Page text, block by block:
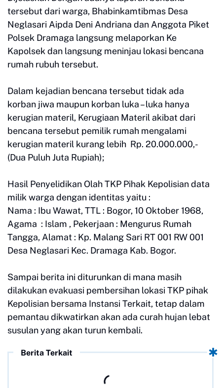
tersebut dari warga, Bhabinkamtibmas Desa
Neglasari Aipda Deni Andriana dan Anggota Piket
Polsek Dramaga langsung melaporkan Ke
Kapolsek dan langsung meninjau lokasi bencana
rumah rubuh tersebut.
Dalam kejadian bencana tersebut tidak ada
korban jiwa maupun korban luka – luka hanya
kerugian materil, Kerugiaan Materil akibat dari
bencana tersebut pemilik rumah mengalami
kerugian materil kurang lebih Rp. 20.000.000,-
(Dua Puluh Juta Rupiah);
Hasil Penyelidikan Olah TKP Pihak Kepolisian data
milik warga dengan identitas yaitu :
Nama : Ibu Wawat, TTL : Bogor, 10 Oktober 1968,
Agama : Islam , Pekerjaan : Mengurus Rumah
Tangga, Alamat : Kp. Malang Sari RT 001 RW 001
Desa Neglasari Kec. Dramaga Kab. Bogor.
Sampai berita ini diturunkan di mana masih
dilakukan evakuasi pembersihan lokasi TKP pihak
Kepolisian bersama Instansi Terkait, tetap dalam
pemantau dikwatirkan akan ada curah hujan lebat
susulan yang akan turun kembali.
Berita Terkait